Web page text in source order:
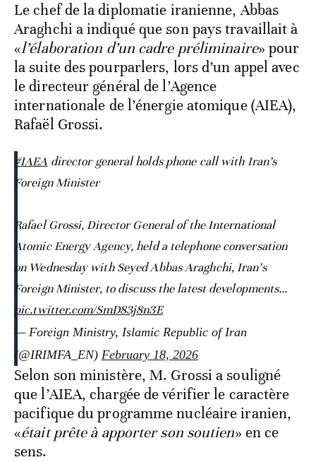
Le chef de la diplomatie iranienne, Abbas
Araghchi a indiqué que son pays travaillait à
«l’élaboration d’un cadre préliminaire» pour
la suite des pourparlers, lors d’un appel avec
le directeur général de l’Agence
internationale de l’énergie atomique (AIEA),
Rafaël Grossi.
#IAEAdirector general holds phone call with Iran’s
Foreign Minister
Rafael Grossi, Director General of the International
Atomic Energy Agency, held a telephone conversation
on Wednesday with Seyed Abbas Araghchi, Iran’s
Foreign Minister, to discuss the latest developments…
pic.twitter.com/SmD83j8n3E
— Foreign Ministry, Islamic Republic of Iran
(@IRIMFA_EN) February 18, 2026
Selon son ministère, M. Grossi a souligné
que l’AIEA, chargée de vérifier le caractère
pacifique du programme nucléaire iranien,
«était prête à apporter son soutien» en ce
sens.